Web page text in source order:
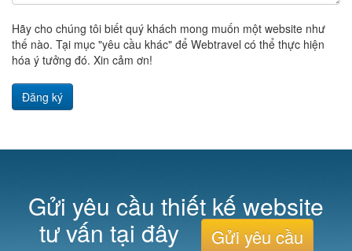
Hãy cho chúng tôi biết quý khách mong muốn một website như
thế nào. Tại mục "yêu cầu khác" để Webtravel có thể thực hiện
hóa ý tưởng đó. Xin cảm ơn!
Đăng ký
Gửi yêu cầu thiết kế website
tư vấn tại đây Gửi yêu cầu